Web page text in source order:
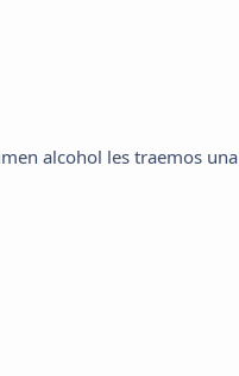
alcohol les traemos una